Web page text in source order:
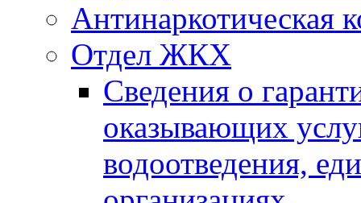
Антинаркотическая
Отдел ЖКХ
Сведения о
оказывающих
водоотведения,